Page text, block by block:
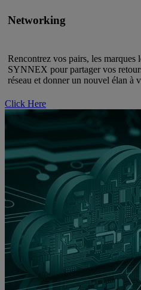
Networking
Rencontrez vos pairs, les marques
SYNNEX pour partager vos
réseau et donner un nouvel élan à
Click Here